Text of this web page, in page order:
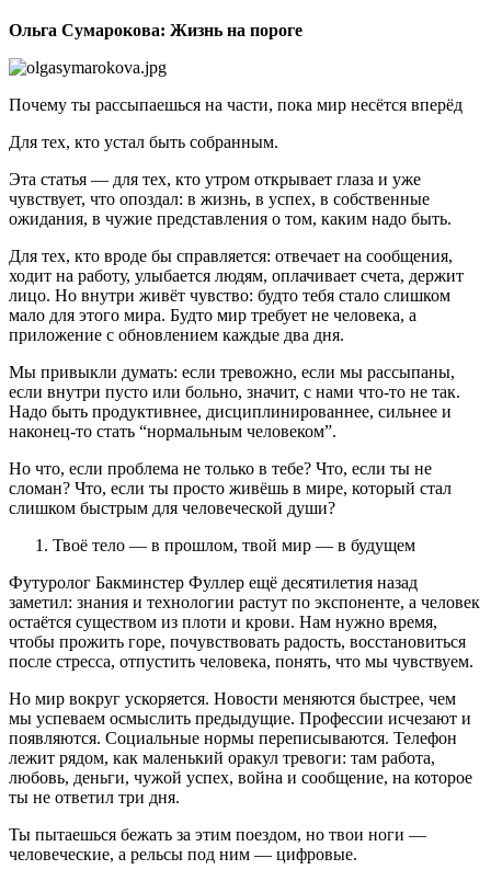
Ольга Сумарокова: Жизнь на пороге
Почему ты рассыпаешься на части, пока мир несётся вперёд
Для тех, кто устал быть собранным.
Эта статья — для тех, кто утром открывает глаза и уже
чувствует, что опоздал: в жизнь, в успех, в собственные
ожидания, в чужие представления о том, каким надо быть.
Для тех, кто вроде бы справляется: отвечает на сообщения,
ходит на работу, улыбается людям, оплачивает счета, держит
лицо. Но внутри живёт чувство: будто тебя стало слишком
мало для этого мира. Будто мир требует не человека, а
приложение с обновлением каждые два дня.
Мы привыкли думать: если тревожно, если мы рассыпаны,
если внутри пусто или больно, значит, с нами что-то не так.
Надо быть продуктивнее, дисциплинированнее, сильнее и
наконец-то стать “нормальным человеком”.
Но что, если проблема не только в тебе? Что, если ты не
сломан? Что, если ты просто живёшь в мире, который стал
слишком быстрым для человеческой души?
Твоё тело — в прошлом, твой мир — в будущем
Футуролог Бакминстер Фуллер ещё десятилетия назад
заметил: знания и технологии растут по экспоненте, а человек
остаётся существом из плоти и крови. Нам нужно время,
чтобы прожить горе, почувствовать радость, восстановиться
после стресса, отпустить человека, понять, что мы чувствуем.
Но мир вокруг ускоряется. Новости меняются быстрее, чем
мы успеваем осмыслить предыдущие. Профессии исчезают и
появляются. Социальные нормы переписываются. Телефон
лежит рядом, как маленький оракул тревоги: там работа,
любовь, деньги, чужой успех, война и сообщение, на которое
ты не ответил три дня.
Ты пытаешься бежать за этим поездом, но твои ноги —
человеческие, а рельсы под ним — цифровые.